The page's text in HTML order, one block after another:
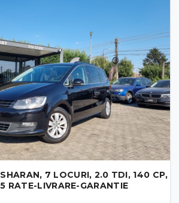
7 LOCURI, 2.0 TDI, 140 CP,
RATE-LIVRARE-GARANTIE